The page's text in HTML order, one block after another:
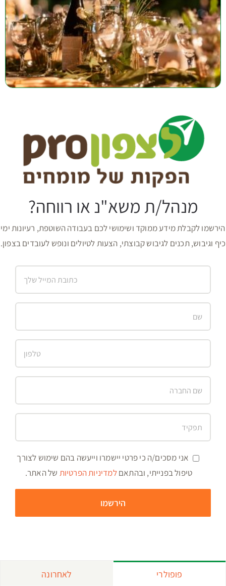
מנהל/ת משא"נ או רווחה?
הירשמו לקבלת מידע ממוקד ושימושי לכם בעבודה השוטפת, רעיונות ימי
כיף וגיבוש, תכנים לגיבוש קבוצתי, הצעות לטיולים ונופש לעובדים בצפון.
אני מסכים/ה כי פרטי יישמרו וייעשה בהם שימוש לצורך
טיפול בפנייתי, ובהתאםלמדיניות הפרטיות של האתר.
פופולרי לאחרונה